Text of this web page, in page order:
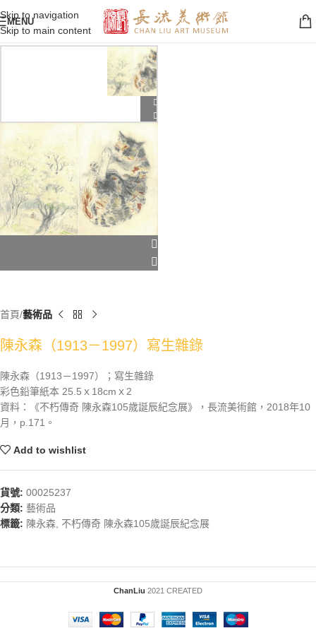
Skip to navigation
Skip to main content
MENU
首頁 藝術品
陳永森（1913－1997）寫生雜錄
陳永森（1913－1997）；寫生雜錄
彩色鉛筆紙本 25.5ｘ18cmｘ2
資料：《不朽傳奇 陳永森105歲誕辰紀念展》，長流美術館，2018年10
月，p.171。
Add to wishlist
貨號: 00025237
分類: 藝術品
標籤: 陳永森, 不朽傳奇 陳永森105歲誕辰紀念展
ChanLiu 2021 CREATED